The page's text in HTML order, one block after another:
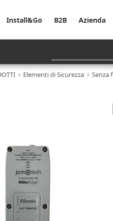
Install&Go B2B Azienda
Elementi di Sicurezza Senza